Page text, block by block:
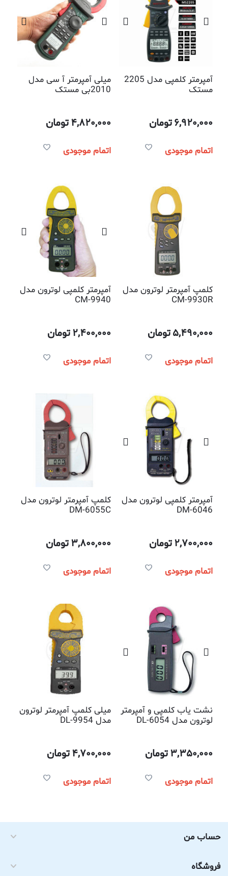
آمپرمتر کلمپی مدل 2205
مستک
6,920,000تومان
اتمام موجودی
میلی آمپرمتر آ سی مدل
2010بی مستک
4,820,000تومان
اتمام موجودی
کلمپ آمپرمتر لوترون مدل
CM-9930R
5,490,000تومان
اتمام موجودی
آمپرمتر کلمپی لوترون مدل
CM-9940
2,400,000تومان
اتمام موجودی
آمپرمتر کلمپی لوترون مدل
DM-6046
2,700,000تومان
اتمام موجودی
کلمپ آمپرمتر لوترون مدل
DM-6055C
3,800,000تومان
اتمام موجودی
نشت یاب کلمپی و آمپرمتر
لوترون مدل DL-6054
3,350,000تومان
اتمام موجودی
میلی کلمپ آمپرمتر لوترون
مدل DL-9954
4,700,000تومان
اتمام موجودی
حساب من
فروشگاه